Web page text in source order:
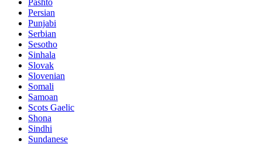
Pashto
Persian
Punjabi
Serbian
Sesotho
Sinhala
Slovak
Slovenian
Somali
Samoan
Scots Gaelic
Shona
Sindhi
Sundanese